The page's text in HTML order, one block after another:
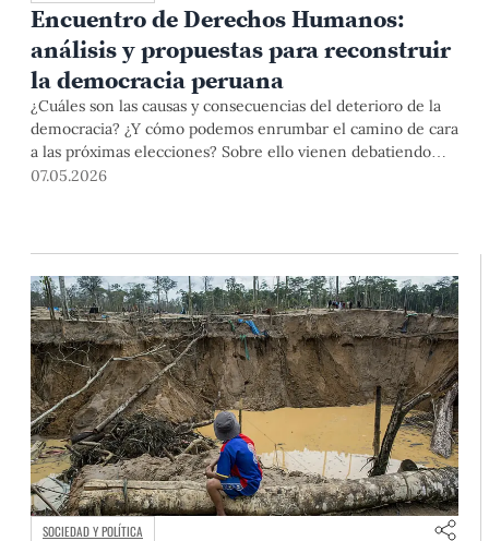
Encuentro de Derechos Humanos:
análisis y propuestas para reconstruir
la democracia peruana
¿Cuáles son las causas y consecuencias del deterioro de la
democracia? ¿Y cómo podemos enrumbar el camino de cara
a las próximas elecciones? Sobre ello vienen debatiendo
expertos nacionales e internacionales en el “XXI Encuentro
07.05.2026
SOCIEDAD Y POLÍTICA